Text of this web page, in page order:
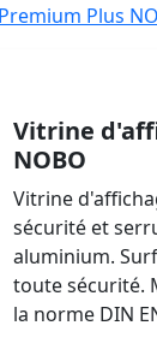
Plus
Vitrine
NOBO
Vitrine
sécurité et
aluminium.
toute sécurité.
la norme DIN